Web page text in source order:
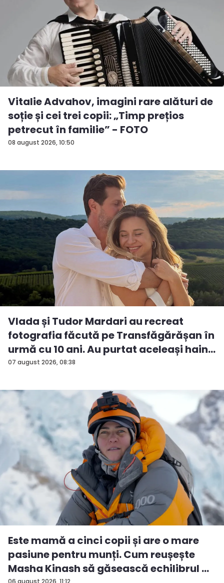
08 august 2026, 10:50
Vitalie Advahov, imagini rare alături de
soție și cei trei copii: „Timp prețios
petrecut în familie” - FOTO
07 august 2026, 08:38
Vlada și Tudor Mardari au recreat
fotografia făcută pe Transfăgărășan în
urmă cu 10 ani. Au purtat aceleași hain...
06 august 2026, 11:12
Este mamă a cinci copii și are o mare
pasiune pentru munți. Cum reușește
Masha Kinash să găsească echilibrul ...